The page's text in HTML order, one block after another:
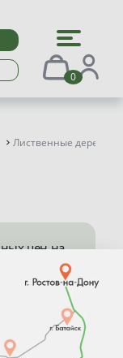
0
Лиственные деревья
цен на